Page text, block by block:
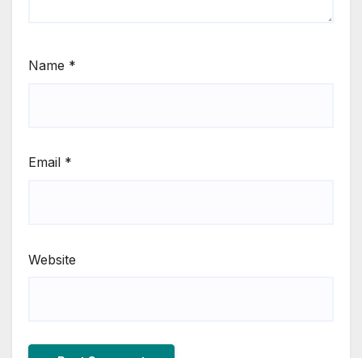
Name *
Email *
Website